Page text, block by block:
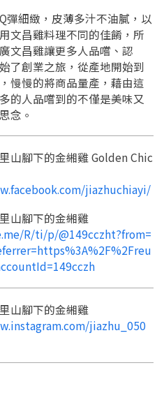
彈細緻，皮薄多汁不油膩，以
文昌雞料理不同的佳餚，所
文昌雞讓更多人品嚐、認
了創業之旅，從產地開始到
慢慢的將商品量產，藉由這
的人品嚐到的不僅是美味又
念。
山腳下的金緗雞 Golden Chic
jiazhuchiayi/
山腳下的金緗雞
R/ti/p/@149cczht?from=
山腳下的金緗雞
jiazhu_050
嗎？
號還沒有註冊過，
就能完成註冊。
繼續註冊
好友
擊 QR code
」LINE 好友，
註冊喔。
入 LINE 好友
完成
成了！
請資料吧~
請資料
首頁
訊息
在等候審查中，
產品嗎？
申請新產品
首頁
易通過審核嗎？
準備好了，
鈕開始填寫申請表。
看密笈
首頁